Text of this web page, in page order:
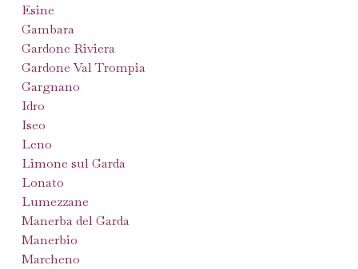
Esine
Gambara
Gardone Riviera
Gardone Val Trompia
Gargnano
Idro
Iseo
Leno
Limone sul Garda
Lonato
Lumezzane
Manerba del Garda
Manerbio
Marcheno